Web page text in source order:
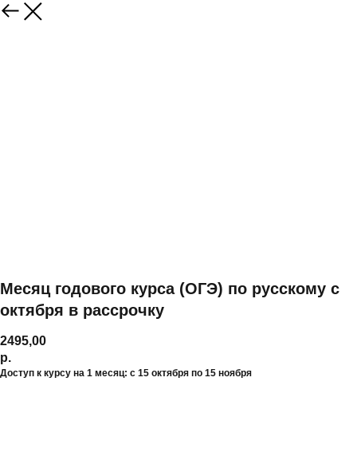
Месяц годового курса (ОГЭ) по русскому с
октября в рассрочку
2495,00
р.
Доступ к курсу на 1 месяц: с 15 октября по 15 ноября